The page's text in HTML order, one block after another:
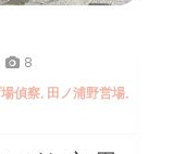
8
偵察, 田ノ浦野営場,